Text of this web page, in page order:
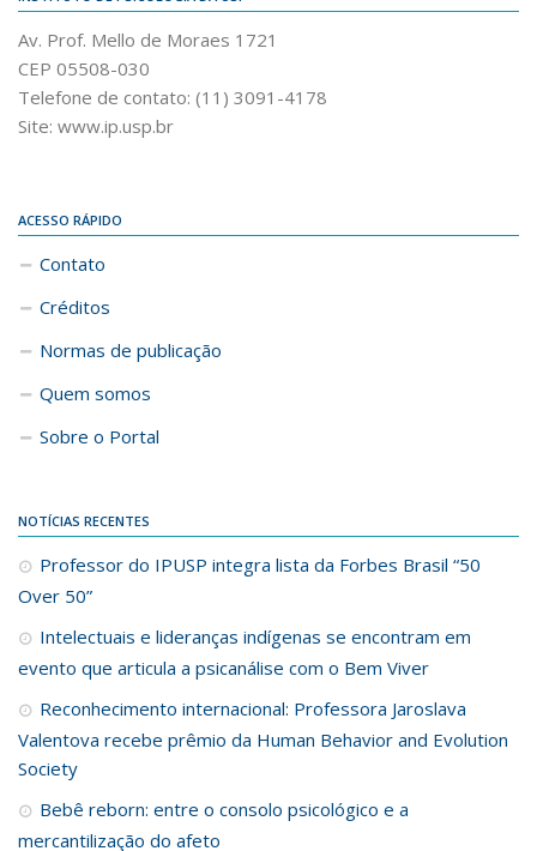
Av. Prof. Mello de Moraes 1721
CEP 05508-030
Telefone de contato: (11) 3091-4178
Site: www.ip.usp.br
ACESSO RÁPIDO
Contato
Créditos
Normas de publicação
Quem somos
Sobre o Portal
NOTÍCIAS RECENTES
Professor do IPUSP integra lista da Forbes Brasil “50
Over 50”
Intelectuais e lideranças indígenas se encontram em
evento que articula a psicanálise com o Bem Viver
Reconhecimento internacional: Professora Jaroslava
Valentova recebe prêmio da Human Behavior and Evolution
Society
Bebê reborn: entre o consolo psicológico e a
mercantilização do afeto